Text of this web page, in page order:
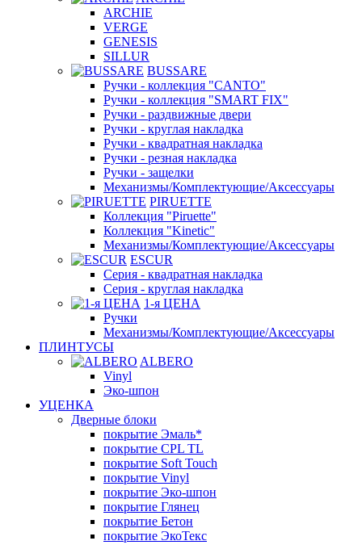
ARCHIE
VERGE
GENESIS
SILLUR
BUSSARE
Ручки - коллекция "CANTO"
Ручки - коллекция "SMART FIX"
Ручки - раздвижные двери
Ручки - круглая накладка
Ручки - квадратная накладка
Ручки - резная накладка
Ручки - защелки
Механизмы/Комплектующие/Аксессуары
PIRUETTE
Коллекция "Piruette"
Коллекция "Kinetic"
Механизмы/Комплектующие/Аксессуары
ESCUR
Серия - квадратная накладка
Серия - круглая накладка
1-я ЦЕНА
Ручки
Механизмы/Комплектующие/Аксессуары
ПЛИНТУСЫ
ALBERO
Vinyl
Эко-шпон
УЦЕНКА
Дверные блоки
покрытие Эмаль*
покрытие CPL TL
покрытие Soft Touch
покрытие Vinyl
покрытие Эко-шпон
покрытие Глянец
покрытие Бетон
покрытие ЭкоТекс